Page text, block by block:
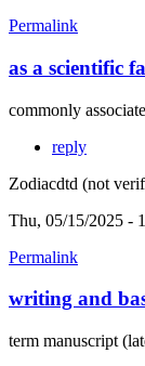
Permalink
as a scientific
commonly
reply
Zodiacdtd (not
Thu, 05/15/2025 -
Permalink
writing and
term manuscript